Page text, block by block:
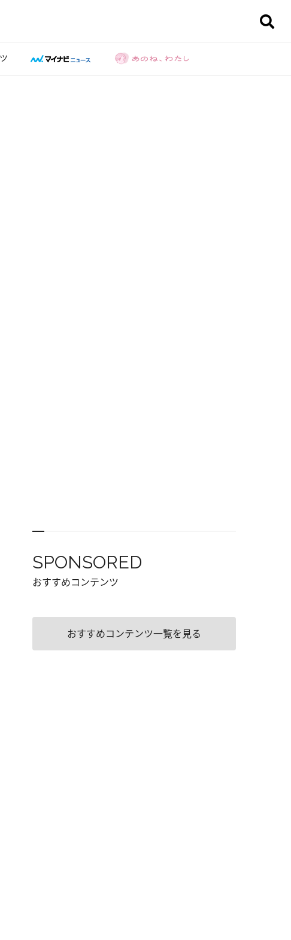
SPONSORED
おすすめコンテンツ
おすすめコンテンツ一覧を見る